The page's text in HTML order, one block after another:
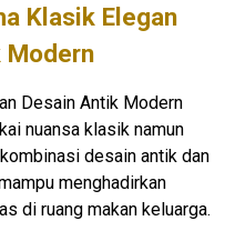
Klasik Elegan
Modern
Desain Antik Modern
nuansa klasik namun
desain antik dan
menghadirkan
di ruang makan keluarga.